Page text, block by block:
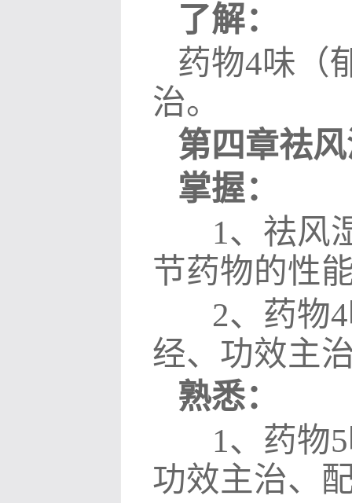
了解：
药物4味（
治。
第四章祛
掌握：
1、祛风
节药物的性
2、药物4
经、功效主
熟悉：
1、药物5
功效主治、